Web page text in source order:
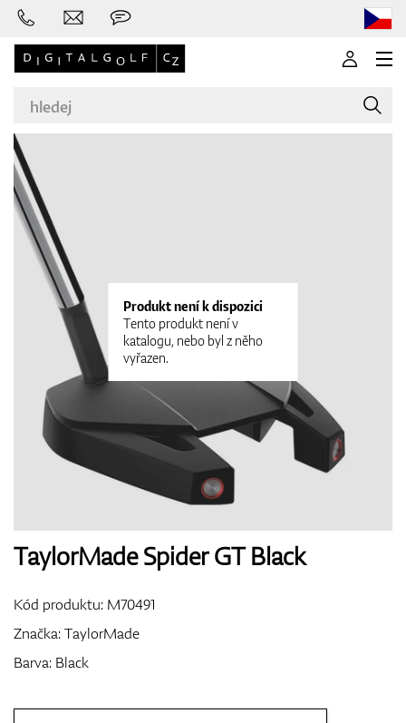
Golfové hole
Boty
Bagy
Produkt není k dispozici
Tento produkt není v
katalogu, nebo byl z něho
vyřazen.
TaylorMade Spider GT Black
Kód produktu: M70491
Značka:TaylorMade
Barva: Black